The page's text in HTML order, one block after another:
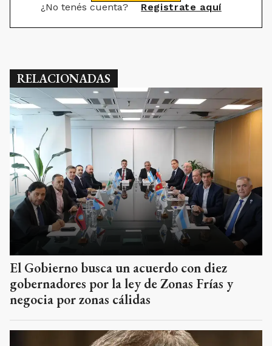
¿No tenés cuenta? Registrate aquí
RELACIONADAS
El Gobierno busca un acuerdo con diez
gobernadores por la ley de Zonas Frías y
negocia por zonas cálidas